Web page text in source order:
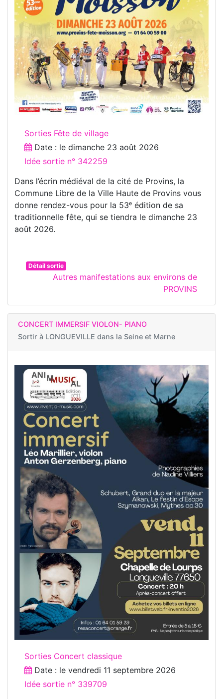
Sorties Fête de village
Date : le dimanche 23 août 2026
Idée sortie n° 342259
Dans l’écrin médiéval de la cité de Provins, la
Commune Libre de la Ville Haute de Provins vous
donne rendez-vous pour la 53ᵉ édition de sa
traditionnelle fête, qui se tiendra le dimanche 23
août 2026.
Détail sortie
Autres manifestations aux environs de
PROVINS
CONCERT IMMERSIF VIOLON- PIANO
Sortir à LONGUEVILLE dans la Seine et Marne
Sorties Concert classique
Date : le vendredi 11 septembre 2026
Idée sortie n° 339709